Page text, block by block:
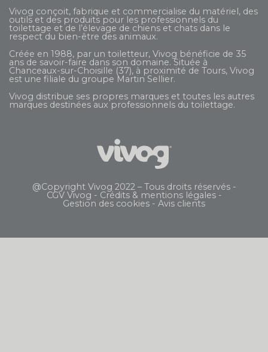
Vivog conçoit, fabrique et commercialise du matériel, des
outils et des produits pour les professionnels du
toilettage et de l’élevage de chiens et chats dans le
respect du bien-être des animaux.
Créée en 1988, par un toiletteur, Vivog bénéficie de 35
ans de savoir-faire dans son domaine. Située à
Chanceaux-sur-Choisille (37), à proximité de Tours, Vivog
est une filiale du groupe Martin Sellier.
Vivog distribue ses propres marques et toutes les autres
marques destinées aux professionnels du toilettage.
@Copyright Vivog 2022 – Tous droits réservés -
CGV Vivog - Crédits & mentions légales-
Gestion des cookies - Avis clients